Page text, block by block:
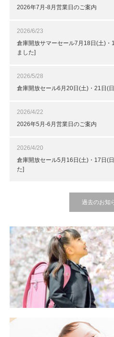
2026年7月-8月営業日のご案内
2026/6/23
倉庫開放サマーセール7月18日(土)
ました]
2026/5/28
倉庫開放セール6月20日(土)・21日(
2026/4/22
2026年5月-6月営業日のご案内
2026/4/20
倉庫開放セール5月16日(土)・17日(
た]
過去のお知